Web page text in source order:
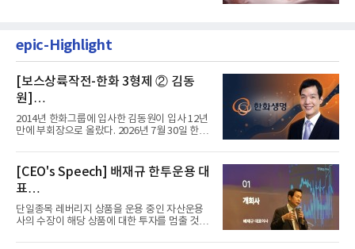
epic-Highlight
[보스상륙작전-한화 3형제 ② 김동
원]
입사 12년 만에 금융계열 수장 등극
2014년 한화그룹에 입사한 김동원이 입사 12년
만에 부회장으로 올랐다. 2026년 7월 30일 한화
[CEO's Speech] 배재규 한투운용 대
표
“개별종목 레버리지 투자 지금이라도
멈춰라”
단일종목 레버리지 상품을 운용 중인 자산운용
사의 수장이 해당 상품에 대한 투자를 멈출 것을